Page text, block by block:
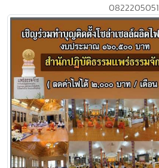
0822205051